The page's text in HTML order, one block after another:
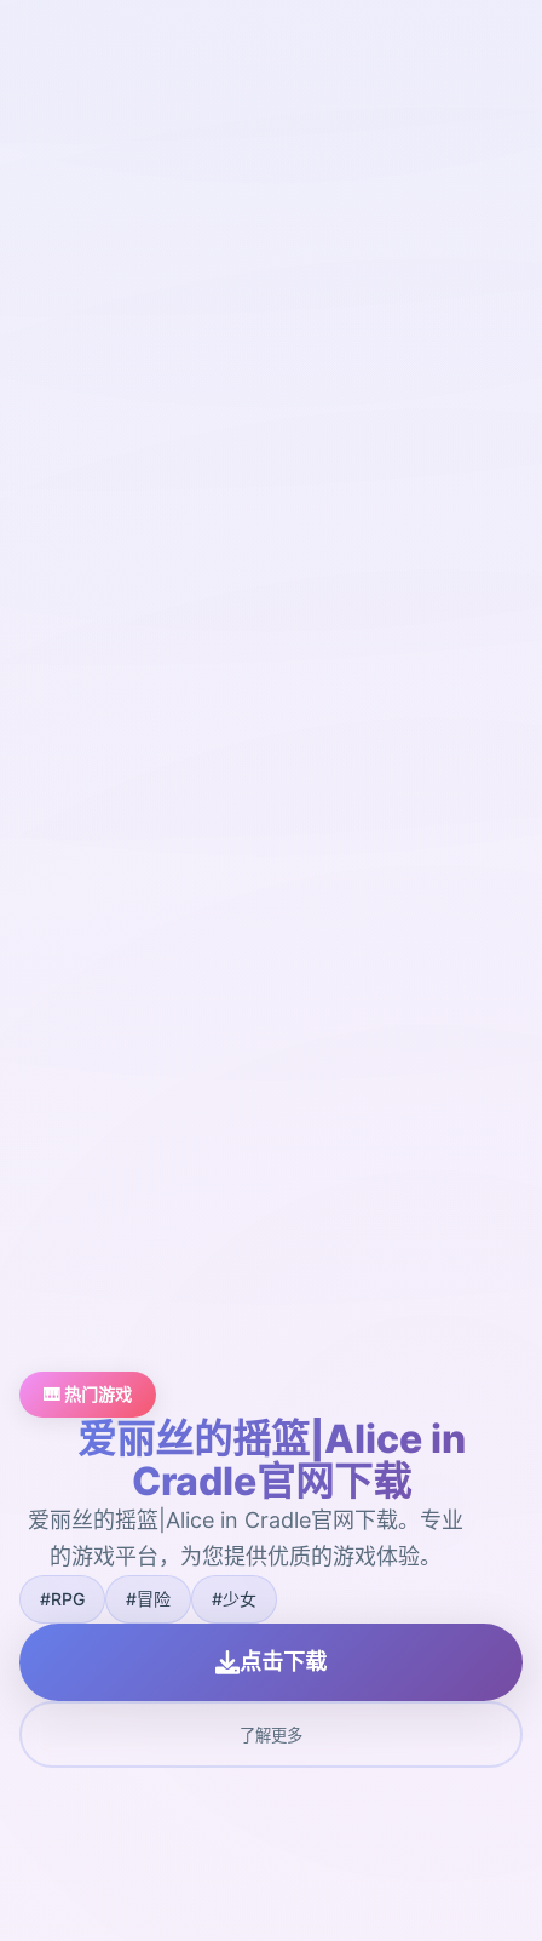
🎹 热门游戏
爱丽丝的摇篮|Alice in
Cradle官网下载
爱丽丝的摇篮|Alice in Cradle官网下载。专业
的游戏平台，为您提供优质的游戏体验。
#RPG #冒险 #少女
点击下载
了解更多